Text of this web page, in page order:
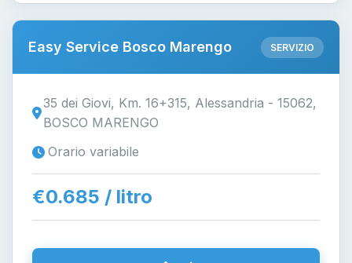
Easy Service Bosco Marengo SERVIZIO
35 dei Giovi, Km. 16+315, Alessandria - 15062,
BOSCO MARENGO
Orario variabile
€0.685 / litro